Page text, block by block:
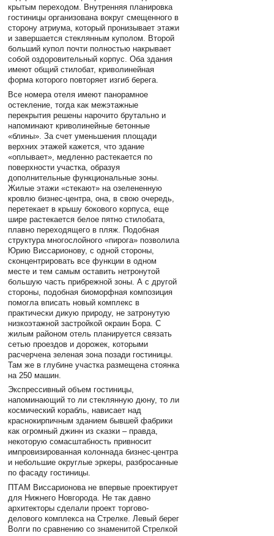
крытым переходом. Внутренняя планировка
гостиницы организована вокруг смещенного в
сторону атриума, который пронизывает этажи
и завершается стеклянным куполом. Второй
больший купол почти полностью накрывает
собой оздоровительный корпус. Оба здания
имеют общий стилобат, криволинейная
форма которого повторяет изгиб берега.
Все номера отеля имеют панорамное
остекление, тогда как межэтажные
перекрытия решены нарочито брутально и
напоминают криволинейные бетонные
«блины». За счет уменьшения площади
верхних этажей кажется, что здание
«оплывает», медленно растекается по
поверхности участка, образуя
дополнительные функциональные зоны.
Жилые этажи «стекают» на озелененную
кровлю бизнес-центра, она, в свою очередь,
перетекает в крышу бокового корпуса, еще
шире растекается белое пятно стилобата,
плавно переходящего в пляж. Подобная
структура многослойного «пирога» позволила
Юрию Виссарионову, с одной стороны,
сконцентрировать все функции в одном
месте и тем самым оставить нетронутой
большую часть прибрежной зоны. А с другой
стороны, подобная биоморфная композиция
помогла вписать новый комплекс в
практически дикую природу, не затронутую
низкоэтажной застройкой окраин Бора. С
жилым районом отель планируется связать
сетью проездов и дорожек, которыми
расчерчена зеленая зона позади гостиницы.
Там же в глубине участка размещена стоянка
на 250 машин.
Экспрессивный объем гостиницы,
напоминающий то ли стеклянную дюну, то ли
космический корабль, нависает над
краснокирпичным зданием бывшей фабрики
как огромный джинн из сказки – правда,
некоторую сомасштабность привносит
импровизированная колоннада бизнес-центра
и небольшие округлые эркеры, разбросанные
по фасаду гостиницы.
ПТАМ Виссарионова не впервые проектирует
для Нижнего Новгорода. Не так давно
архитекторы сделали проект торгово-
делового комплекса на Стрелке. Левый берег
Волги по сравнению со знаменитой Стрелкой